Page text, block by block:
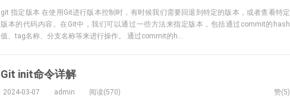
git 指定版本 在使用Git进行版本控制时，有时候我们需要回退到特定的版本，或者查看特定
版本的代码内容。在Git中，我们可以通过一些方法来指定版本，包括通过commit的hash
值、tag名称、分支名称等来进行操作。 通过commit的h...
Git init命令详解
2024-03-07 admin 阅读(570) 赞(5)